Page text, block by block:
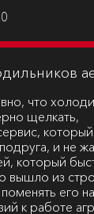
что
щелкать,
который
и не
который
вышло из
его
к работе